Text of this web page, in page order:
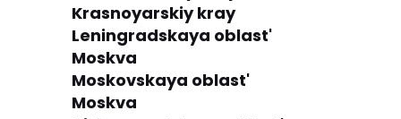
Krasnoyarskiy kray
Leningradskaya oblast'
Moskva
Moskovskaya oblast'
Moskva